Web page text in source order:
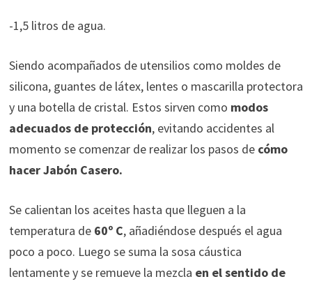
-1,5 litros de agua.
Siendo acompañados de utensilios como moldes de
silicona, guantes de látex, lentes o mascarilla protectora
y una botella de cristal. Estos sirven como modos
adecuados de protección, evitando accidentes al
momento se comenzar de realizar los pasos de cómo
hacer Jabón Casero.
Se calientan los aceites hasta que lleguen a la
temperatura de 60º C, añadiéndose después el agua
poco a poco. Luego se suma la sosa cáustica
lentamente y se remueve la mezcla en el sentido de